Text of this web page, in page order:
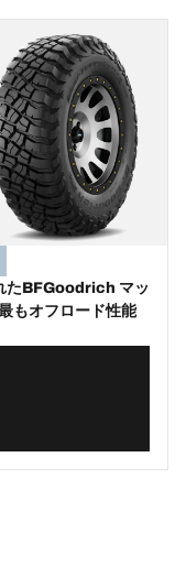
たBFGoodrich マッ
もオフロード性能